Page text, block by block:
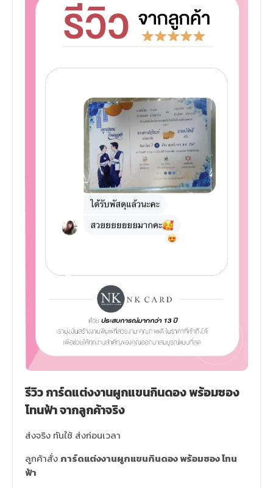
รีวิว การ์ดแต่งงานผูกแขนกินดอง พร้อมซอง
โทนฟ้า จากลูกค้าจริง
ส่งจริง ทันใช้ ส่งก่อนเวลา
ลูกค้าสั่ง การ์ดแต่งงานผูกแขนกินดอง พร้อมซอง โทน
ฟ้า